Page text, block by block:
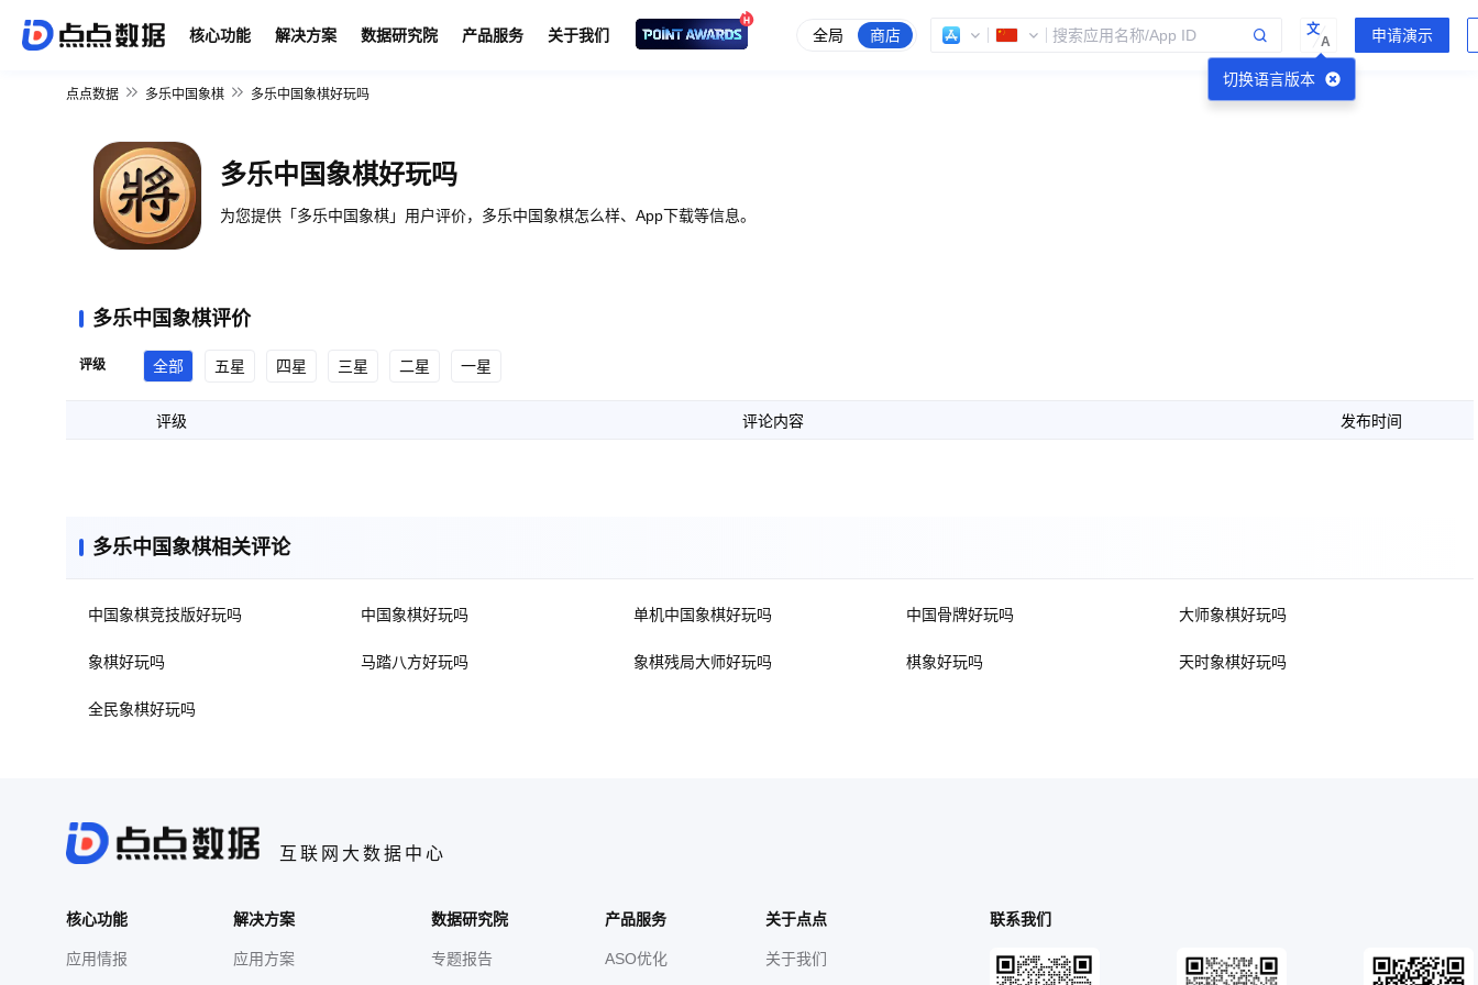
核心功能 解决方案 数据研究院 产品服务 关于我们 全局 商店
切换语言版本
文
A
点点数据 多乐中国象棋 多乐中国象棋好玩吗
多乐中国象棋好玩吗
为您提供「多乐中国象棋」用户评价，多乐中国象棋怎么样、App下载等信息。
多乐中国象棋评价
评级 全部 五星 四星 三星 二星 一星
评级 评论内容 发布时间
多乐中国象棋相关评论
中国象棋竞技版好玩吗 中国象棋好玩吗 单机中国象棋好玩吗 中国骨牌好玩吗 大师象棋好玩吗
象棋好玩吗 马踏八方好玩吗 象棋残局大师好玩吗 棋象好玩吗 天时象棋好玩吗
全民象棋好玩吗
互联网大数据中心
核心功能
应用情报
解决方案
应用方案
数据研究院
专题报告
产品服务
ASO优化
关于点点
关于我们
联系我们